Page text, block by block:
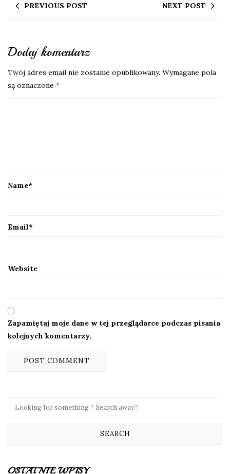
PREVIOUS POST NEXT POST
Dodaj komentarz
Twój adres email nie zostanie opublikowany. Wymagane pola
są oznaczone *
Name*
Email*
Website
Zapamiętaj moje dane w tej przeglądarce podczas pisania
kolejnych komentarzy.
OSTATNIE WPISY